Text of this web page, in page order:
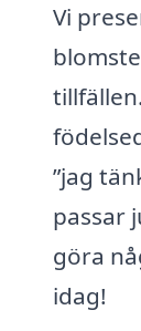
Vi
”jag
passar
göra
idag!